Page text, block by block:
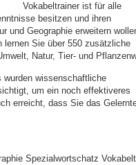
Vokabeltrainer ist für alle
besitzen und ihren
und Geographie erweitern
lernen Sie über 550 zusätzliche
Natur, Tier- und
wurden wissenschaftliche
um ein noch effektiveres
erreicht, dass Sie das